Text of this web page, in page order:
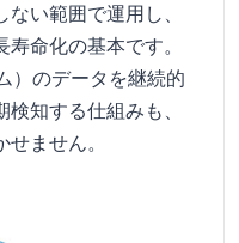
い範囲で運用し、
寿命化の基本です。
）のデータを継続的
知する仕組みも、
ません。